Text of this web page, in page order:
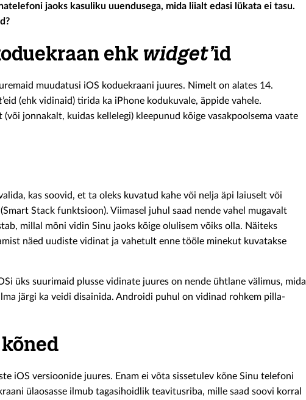
jaoks kasuliku uuendusega, mida liialt edasi lükata ei tasu.
ehk widget’id
muudatusi iOS koduekraani juures. Nimelt on alates 14.
’eid (ehk vidinaid) tirida ka iPhone kodukuvale, äppide vahele.
jonnakalt, kuidas kellelegi) kleepunud kõige vasakpoolsema vaate
kas soovid, et ta oleks kuvatud kahe või nelja äpi laiuselt või
Stack funktsioon). Viimasel juhul saad nende vahel mugavalt
millal mõni vidin Sinu jaoks kõige olulisem võiks olla. Näiteks
näed uudiste vidinat ja vahetult enne tööle minekut kuvatakse
üks suurimaid plusse vidinate juures on nende ühtlane välimus, mida
järgi ka veidi disainida. Androidi puhul on vidinad rohkem pilla-
iOS versioonide juures. Enam ei võta sissetulev kõne Sinu telefoni
ülaosasse ilmub tagasihoidlik teavitusriba, mille saad soovi korral